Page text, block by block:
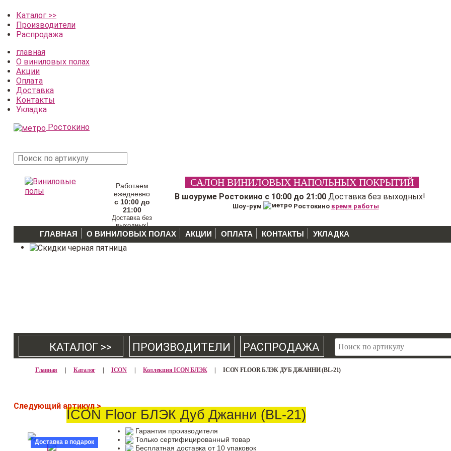
Каталог >>
Производители
Распродажа
главная
О виниловых полах
Акции
Оплата
Доставка
Контакты
Укладка
Ростокино
Работаем
ежедневно
с 10:00 до
21:00
Доставка без
выходных!
САЛОН ВИНИЛОВЫХ НАПОЛЬНЫХ ПОКРЫТИЙ
В шоуруме Ростокино с 10:00 до 21:00 Доставка без выходных!
Шоу-рум Ростокино время работы
ГЛАВНАЯ О ВИНИЛОВЫХ ПОЛАХ АКЦИИ ОПЛАТА КОНТАКТЫ УКЛАДКА
КАТАЛОГ >> ПРОИЗВОДИТЕЛИ РАСПРОДАЖА
Главная | Каталог | ICON | Коллекция ICON БЛЭК | ICON FLOOR БЛЭК ДУБ ДЖАННИ (BL-21)
Следующий артикул >
ICON Floor БЛЭК Дуб Джанни (BL-21)
Доставка в подарок
Гарантия производителя
Только сертифицированный товар
Бесплатная доставка от 10 упаковок